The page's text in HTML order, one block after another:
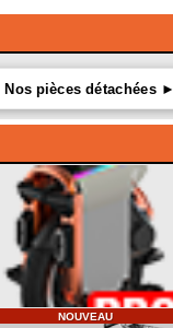
Nos pièces détachées ►
NOUVEAU